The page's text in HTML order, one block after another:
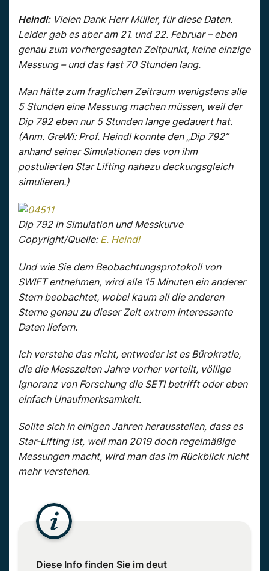
Heindl:Vielen Dank Herr Müller, für diese Daten.
Leider gab es aber am 21. und 22. Februar – eben
genau zum vorhergesagten Zeitpunkt, keine einzige
Messung – und das fast 70 Stunden lang.
Man hätte zum fraglichen Zeitraum wenigstens alle
5 Stunden eine Messung machen müssen, weil der
Dip 792 eben nur 5 Stunden lange gedauert hat.
(Anm. GreWi: Prof. Heindl konnte den „Dip 792“
anhand seiner Simulationen des von ihm
postulierten Star Lifting nahezu deckungsgleich
simulieren.)
Dip 792 in Simulation und Messkurve
Copyright/Quelle: E. Heindl
Und wie Sie dem Beobachtungsprotokoll von
SWIFT entnehmen, wird alle 15 Minuten ein anderer
Stern beobachtet, wobei kaum all die anderen
Sterne genau zu dieser Zeit extrem interessante
Daten liefern.
Ich verstehe das nicht, entweder ist es Bürokratie,
die die Messzeiten Jahre vorher verteilt, völlige
Ignoranz von Forschung die SETI betrifft oder eben
einfach Unaufmerksamkeit.
Sollte sich in einigen Jahren herausstellen, dass es
Star-Lifting ist, weil man 2019 doch regelmäßige
Messungen macht, wird man das im Rückblick nicht
mehr verstehen.
Diese Info finden Sie im deut